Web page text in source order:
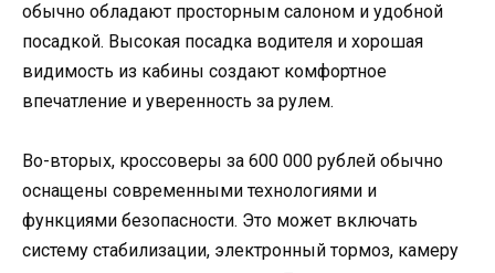
обычно обладают просторным салоном и удобной
посадкой. Высокая посадка водителя и хорошая
видимость из кабины создают комфортное
впечатление и уверенность за рулем.
Во-вторых, кроссоверы за 600 000 рублей обычно
оснащены современными технологиями и
функциями безопасности. Это может включать
систему стабилизации, электронный тормоз, камеру